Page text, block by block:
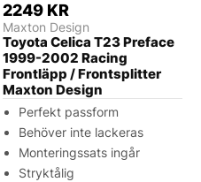
2249 KR
Maxton Design
Toyota Celica T23 Preface
1999-2002 Racing
Frontläpp / Frontsplitter
Maxton Design
Perfekt passform
Behöver inte lackeras
Monteringssats ingår
Stryktålig